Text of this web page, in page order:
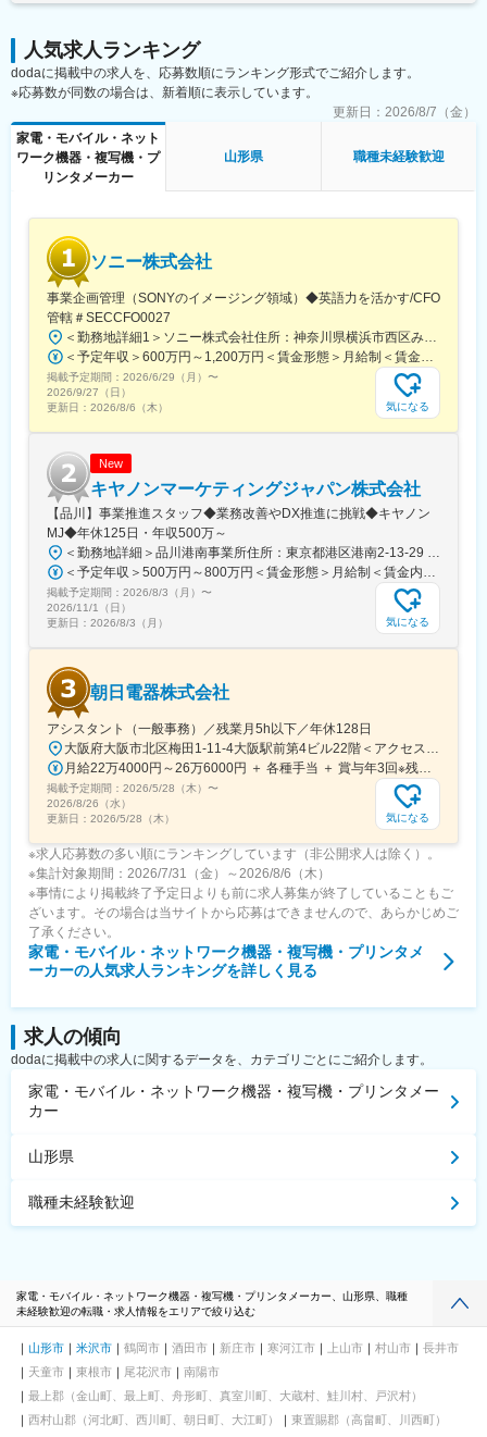
医療機器や画像ネットワークシステムの設置、立ち上げ、定期点
ロフェッショナルです。
■研修制度
入社後は、小田原にある研修センターにて、機械の解体・組み立
てなどの基礎技術を学び、先輩社員とのOJTを通じて、現場での
実務に慣れていただきます。上記のとおり実機を用いたトレーニ
ングなどから必要なスキルを段階的に習得できますので、整備士
の方は早くキャッチアップいただけます！
■働き方の魅力
フレックス制度を導入しており、午前・午後の半休制度もあるた
め、柔軟な働き方が可能です。さらに、担当エリアが狭いため、
各エンジニアの負担を軽減し、バランスの取れたワークライフを
実現できます。
休日・夜間の問い合わせはコールセンター対応であり、メリハリ
をつけて働くことが可能です。（当番制あり）
■待遇
平均年収907万円と医療機器メーカーでNo1の平均年収を誇り、住
宅手当・家族手当・借り上げ社宅等と手当がかなり充実しており
ます。
■キャリア
富士フイルムグループの育成制度「＋STORY」で成長をサポー
ト。ジョブローテーションや研修でキャリアの幅を広げられま
す。
公式HP：https://fms-careers.fujifilm.com/environment/training/
■組織構成
国内に48拠点を有し、各拠点をチーム全体でサポートし合いなが
ら業務を進めます。
変更の範囲：会社の定める業務
人気求人ランキング
dodaに掲載中の求人を、応募数順にランキング形式でご紹介します。
※応募数が同数の場合は、新着順に表示しています。
更新日： 2026/8/7（金）
家電・モバイル・ネット
ワーク機器・複写機・プ
リンタメーカー
山形県 職種未経験歓迎
ソニー株式会社
事業企画管理（SONYのイメージング領域）◆英語力を活かす/CFO
管轄＃SECCFO0027
掲載予定期間： 2026/6/29（月） 〜
2026/9/27（日）
更新日： 2026/8/6（木） 気になる
New
キヤノンマーケティングジャパン株式会社
【品川】事業推進スタッフ◆業務改善やDX推進に挑戦◆キヤノン
MJ◆年休125日・年収500万～
掲載予定期間： 2026/8/3（月） 〜
2026/11/1（日）
更新日： 2026/8/3（月） 気になる
朝日電器株式会社
アシスタント（一般事務）／残業月5h以下／年休128日
掲載予定期間： 2026/5/28（木） 〜
2026/8/26（水）
更新日： 2026/5/28（木） 気になる
※求人応募数の多い順にランキングしています（非公開求人は除く）。
※集計対象期間：2026/7/31（金）～2026/8/6（木）
※事情により掲載終了予定日よりも前に求人募集が終了していることもご
ざいます。その場合は当サイトから応募はできませんので、あらかじめご
了承ください。
家電・モバイル・ネットワーク機器・複写機・プリンタメ
ーカーの人気求人ランキングを詳しく見る
求人の傾向
dodaに掲載中の求人に関するデータを、カテゴリごとにご紹介します。
家電・モバイル・ネットワーク機器・複写機・プリンタメー
カー
山形県
職種未経験歓迎
家電・モバイル・ネットワーク機器・複写機・プリンタメーカー、山形県、職種
未経験歓迎の転職・求人情報をエリアで絞り込む
山形市 米沢市 鶴岡市 酒田市 新庄市 寒河江市 上山市 村山市
長井市
天童市
東根市 尾花沢市
南陽市
最上郡（金山町、最上町、舟形町、真室川町、大蔵村、鮭川村、戸沢村）
西村山郡（河北町、西川町、朝日町、大江町）
東置賜郡（高畠町、川西町）